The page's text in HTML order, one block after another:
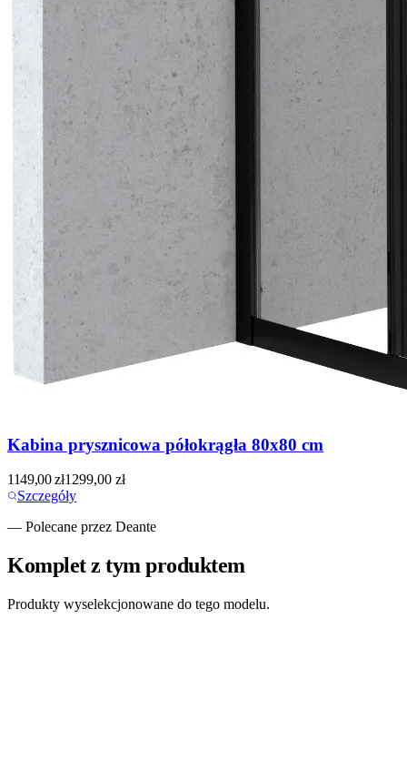
Kabina prysznicowa półokrągła 80x80 cm
1149,00zł1299,00zł
Szczegóły
— Polecane przez Deante
Komplet z tym produktem
Produkty wyselekcjonowane do tego modelu.